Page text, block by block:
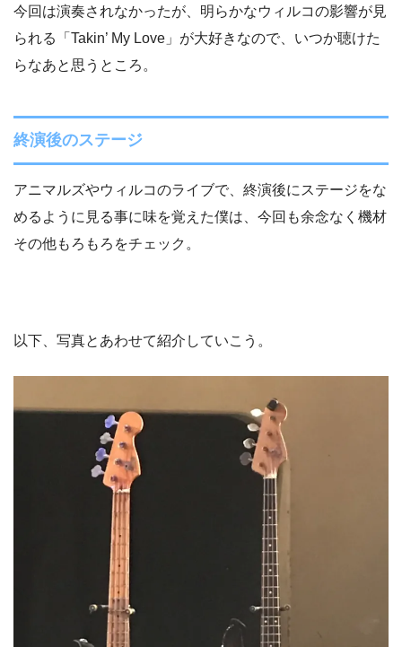
今回は演奏されなかったが、明らかなウィルコの影響が見
られる「Takin’ My Love」が大好きなので、いつか聴けた
らなあと思うところ。
終演後のステージ
アニマルズやウィルコのライブで、終演後にステージをな
めるように見る事に味を覚えた僕は、今回も余念なく機材
その他もろもろをチェック。
以下、写真とあわせて紹介していこう。